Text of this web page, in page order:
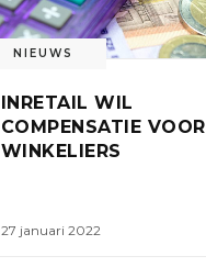
NIEUWS
INRETAIL WIL
COMPENSATIE VOOR
WINKELIERS
27 januari 2022